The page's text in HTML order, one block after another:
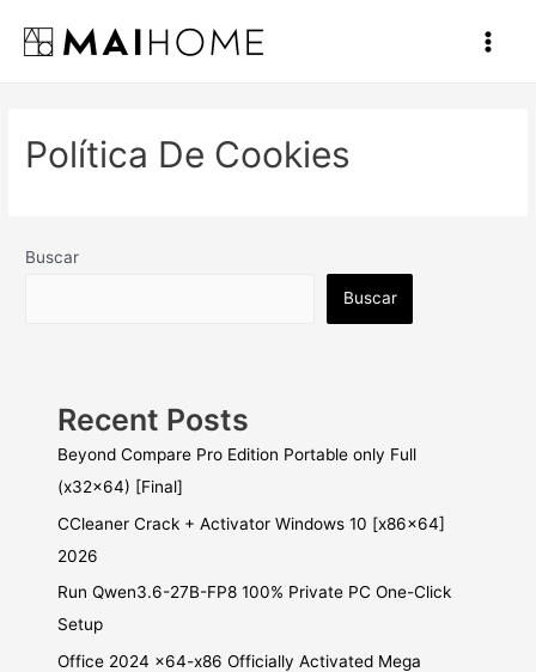
contenido
Main
Política De Cookies
Buscar
Buscar
Recent Posts
Beyond Compare Pro Edition Portable only Full
(x32x64) [Final]
CCleaner Crack + Activator Windows 10 [x86x64]
2026
Run Qwen3.6-27B-FP8 100% Private PC One-Click
Setup
Office 2024 x64-x86 Officially Activated Mega